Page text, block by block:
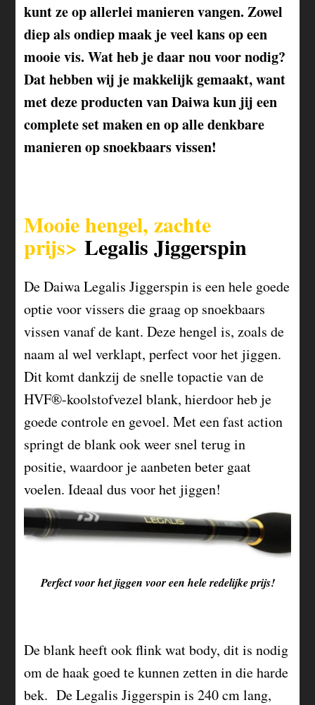
kunt ze op allerlei manieren vangen. Zowel
diep als ondiep maak je veel kans op een
mooie vis. Wat heb je daar nou voor nodig?
Dat hebben wij je makkelijk gemaakt, want
met deze producten van Daiwa kun jij een
complete set maken en op alle denkbare
manieren op snoekbaars vissen!
Mooie hengel, zachte
prijs>Legalis Jiggerspin
De Daiwa Legalis Jiggerspin is een hele goede
optie voor vissers die graag op snoekbaars
vissen vanaf de kant. Deze hengel is, zoals de
naam al wel verklapt, perfect voor het jiggen.
Dit komt dankzij de snelle topactie van de
HVF®-koolstofvezel blank, hierdoor heb je
goede controle en gevoel. Met een fast action
springt de blank ook weer snel terug in
positie, waardoor je aanbeten beter gaat
voelen. Ideaal dus voor het jiggen!
Perfect voor het jiggen voor een hele redelijke prijs!
De blank heeft ook flink wat body, dit is nodig
om de haak goed te kunnen zetten in die harde
bek. De Legalis Jiggerspin is 240 cm lang,